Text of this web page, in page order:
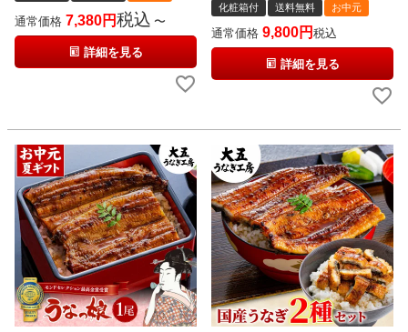
通常価格 7,380 税込 〜
詳細を見る
化粧箱付 送料無料 お中元
通常価格 9,800 税込
詳細を見る